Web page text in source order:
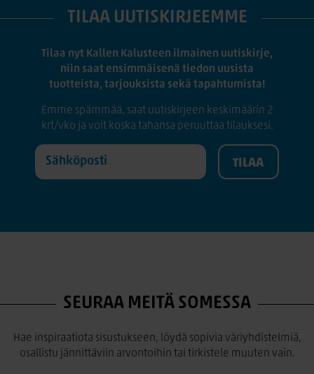
TILAA UUTISKIRJEEMME
Tilaa nyt Kallen Kalusteen ilmainen uutiskirje,
niin saat ensimmäisenä tiedon uusista
tuotteista, tarjouksista sekä tapahtumista!
Emme spämmää, saat uutiskirjeen keskimäärin 2
krt/vko ja voit koska tahansa peruuttaa tilauksesi.
SEURAA MEITÄ SOMESSA
Hae inspiraatiota sisustukseen, löydä sopivia väriyhdistelmiä,
osallistu jännittäviin arvontoihin tai tirkistele muuten vain.